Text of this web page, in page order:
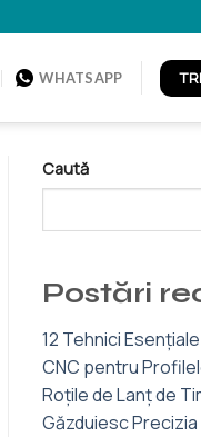
WHATSAPP
Caută
Postări
12 Tehnici
CNC pentru
Roțile de Lanț de
Găzduiesc Precizia